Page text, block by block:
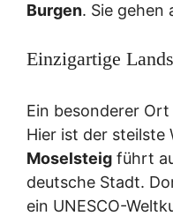
Burgen. Sie gehen
Einzigartige
Ein besonderer
Hier ist der steilste
Moselsteig führt
deutsche Stadt.
ein UNESCO-